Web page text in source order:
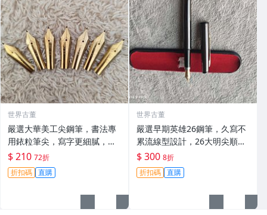
世界古董
嚴選大華美工尖鋼筆，書法專
用銥粒筆尖，寫字更細膩，適
合日常使用，十枚裝。 美工尖
鋼筆 書法 筆尖
$ 210 72折
折扣碼 直購
世界古董
嚴選早期英雄26鋼筆，久寫不
累流線型設計，26大明尖順滑
好用。適合作業與日常記憶，
贈送精美筆盒。 英雄26 鋼筆
日用 溫和筆尖
$ 300 8折
折扣碼 直購